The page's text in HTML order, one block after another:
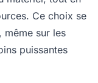
Ce choix se
même sur les
puissantes